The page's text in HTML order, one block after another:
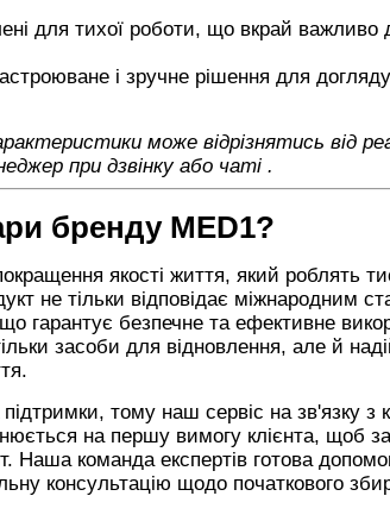
для тихої роботи, що вкрай важливо
і зручне рішення для
може відрізнятись від
при дзвінку або чаті .
бренду MED1?
якості життя, який роблять
не тільки відповідає міжнародним
гарантує безпечне та ефективне
засоби для відновлення, але й
тому наш сервіс на зв'язку з
на першу вимогу клієнта, щоб
Наша команда експертів готова
консультацію щодо початкового